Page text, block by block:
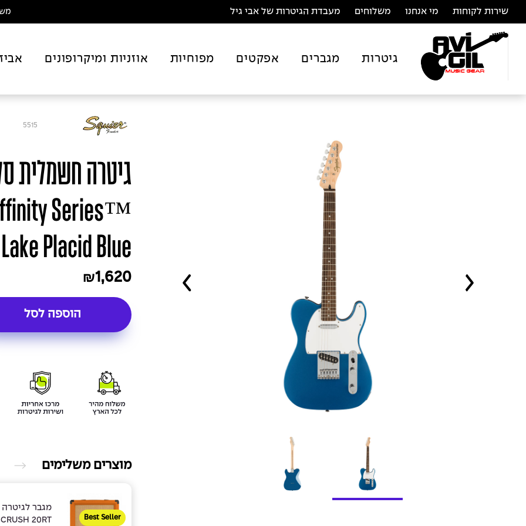
שירות לקוחות מי אנחנו משלוחים מעבדת הגיטרות של אבי גיל
גיטרות מגברים אפקטים מפוחיות אוזניות ומיקרופונים
5515
Series™
Placid Blue
₪1,620
הוספה לסל
מוצרים משלימים
Best Seller
מגבר
20RT